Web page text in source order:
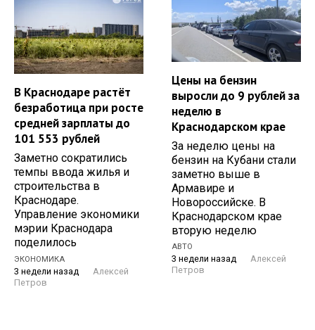
В Краснодаре растёт
безработица при росте
средней зарплаты до
101 553 рублей
Заметно сократились
темпы ввода жилья и
строительства в
Краснодаре.
Управление экономики
мэрии Краснодара
поделилось
ЭКОНОМИКА
3 недели назад
Алексей
Петров
Цены на бензин
выросли до 9 рублей за
неделю в
Краснодарском крае
За неделю цены на
бензин на Кубани стали
заметно выше в
Армавире и
Новороссийске. В
Краснодарском крае
вторую неделю
АВТО
3 недели назад
Алексей
Петров